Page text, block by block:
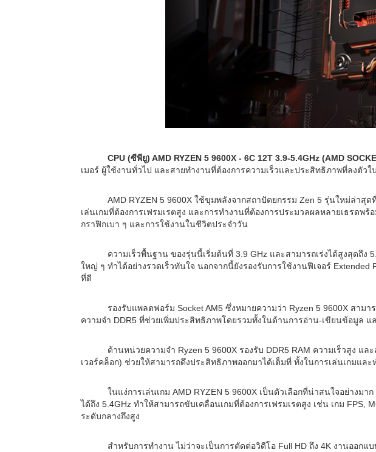
CPU (ซีพียู) AMD RYZEN 5 9600X - 6C 12T 3.9-5.4GHz (AMD
เมอร์ ผู้ใช้งานทั่วไป และสายทำงานที่ต้องการความเร็วและประสิทธิภาพที่ลง
AMD RYZEN 5 9600X ใช้ขุมพลังจากสถาปัตยกรรม Zen 5 รุ่นใหม่ล่าสุ
เล่นเกมที่ต้องการเฟรมเรตสูง และการทำงานที่ต้องการประมวลผลหลายเธรดพ
กราฟิกเบา ๆ และการใช้งานในชีวิตประจำวัน
ความเร็วพื้นฐาน ของรุ่นนี้เริ่มต้นที่ 3.9 GHz และสามารถเร่งได้สูงสุดถึง
ใหญ่ ๆ ทำได้อย่างรวดเร็วทันใจ นอกจากนี้ยังรองรับการใช้งานฟีเจอร์
ที่ดี
รองรับแพลตฟอร์ม Socket AM5 ซึ่งหมายความว่า Ryzen 5 9600X สาม
ความจำ DDR5 ที่ช่วยเพิ่มประสิทธิภาพโดยรวมทั้งในด้านการอ่าน-เขียนข้อมูล
ด้านหน่วยความจำ Ryzen 5 9600X รองรับ DDR5 RAM ความเร็วสูง แ
เวอร์คล็อก) ช่วยให้สามารถดึงประสิทธิภาพออกมาได้เต็มที่ ทั้งในการเล่นเกมแ
ในแง่การเล่นเกม AMD RYZEN 5 9600X เป็นตัวเลือกที่น่าสนใจอย่างม
ได้ถึง 5.4GHz ทำให้สามารถขับเคลื่อนเกมที่ต้องการเฟรมเรตสูง เช่น เกม FPS,
ระดับกลางถึงสูง
สำหรับการทำงาน ไม่ว่าจะเป็นการตัดต่อวิดีโอ Full HD ถึง 4K งานออก